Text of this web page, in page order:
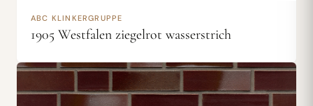
ABC KLINKERGRUPPE
1905 Westfalen ziegelrot wasserstrich